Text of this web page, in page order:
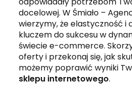
docelowej. W Śmiało –
wierzymy, że elastyczność i
kluczem do sukcesu w
świecie e-commerce.
oferty i przekonaj się, jak
możemy poprawić wyniki
sklepu internetowego.